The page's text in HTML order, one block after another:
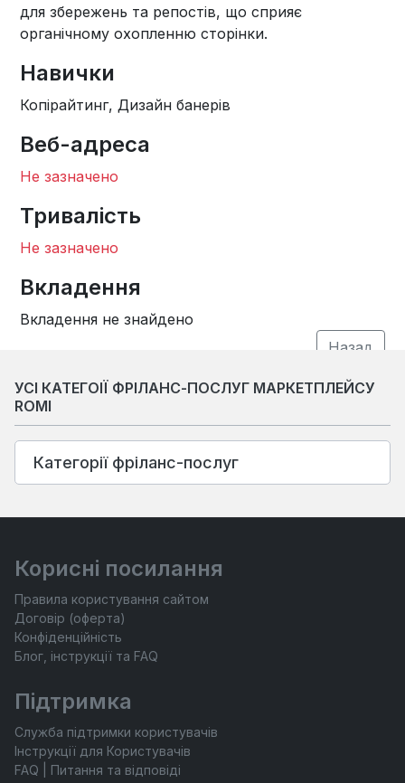
для збережень та репостів, що сприяє
органічному охопленню сторінки.
Навички
Копірайтинг, Дизайн банерів
Веб-адреса
Не зазначено
Тривалість
Не зазначено
Вкладення
Вкладення не знайдено
УСІ КАТЕГОІЇ ФРІЛАНС-ПОСЛУГ МАРКЕТПЛЕЙСУ
ROMI
Категорії фріланс-послуг
Корисні посилання
Правила користування сайтом
Договір (оферта)
Конфіденційність
Блог, інструкції та FAQ
Підтримка
Служба підтримки користувачів
Інструкції для Користувачів
FAQ | Питання та відповіді